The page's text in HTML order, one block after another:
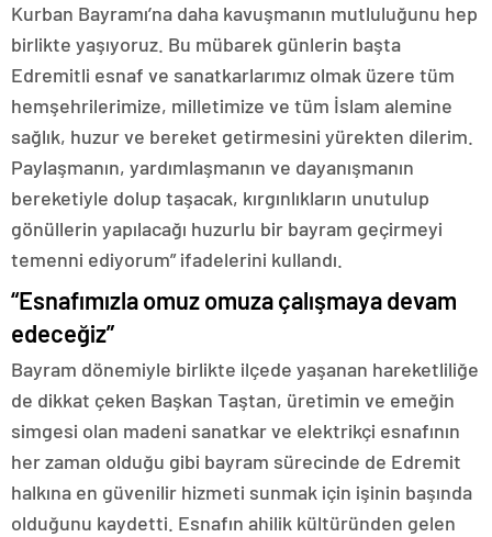
Kurban Bayramı’na daha kavuşmanın mutluluğunu hep
birlikte yaşıyoruz. Bu mübarek günlerin başta
Edremitli esnaf ve sanatkarlarımız olmak üzere tüm
hemşehrilerimize, milletimize ve tüm İslam alemine
sağlık, huzur ve bereket getirmesini yürekten dilerim.
Paylaşmanın, yardımlaşmanın ve dayanışmanın
bereketiyle dolup taşacak, kırgınlıkların unutulup
gönüllerin yapılacağı huzurlu bir bayram geçirmeyi
temenni ediyorum” ifadelerini kullandı.
“Esnafımızla omuz omuza çalışmaya devam
edeceğiz”
Bayram dönemiyle birlikte ilçede yaşanan hareketliliğe
de dikkat çeken Başkan Taştan, üretimin ve emeğin
simgesi olan madeni sanatkar ve elektrikçi esnafının
her zaman olduğu gibi bayram sürecinde de Edremit
halkına en güvenilir hizmeti sunmak için işinin başında
olduğunu kaydetti. Esnafın ahilik kültüründen gelen